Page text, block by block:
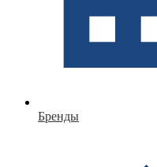
Бренды